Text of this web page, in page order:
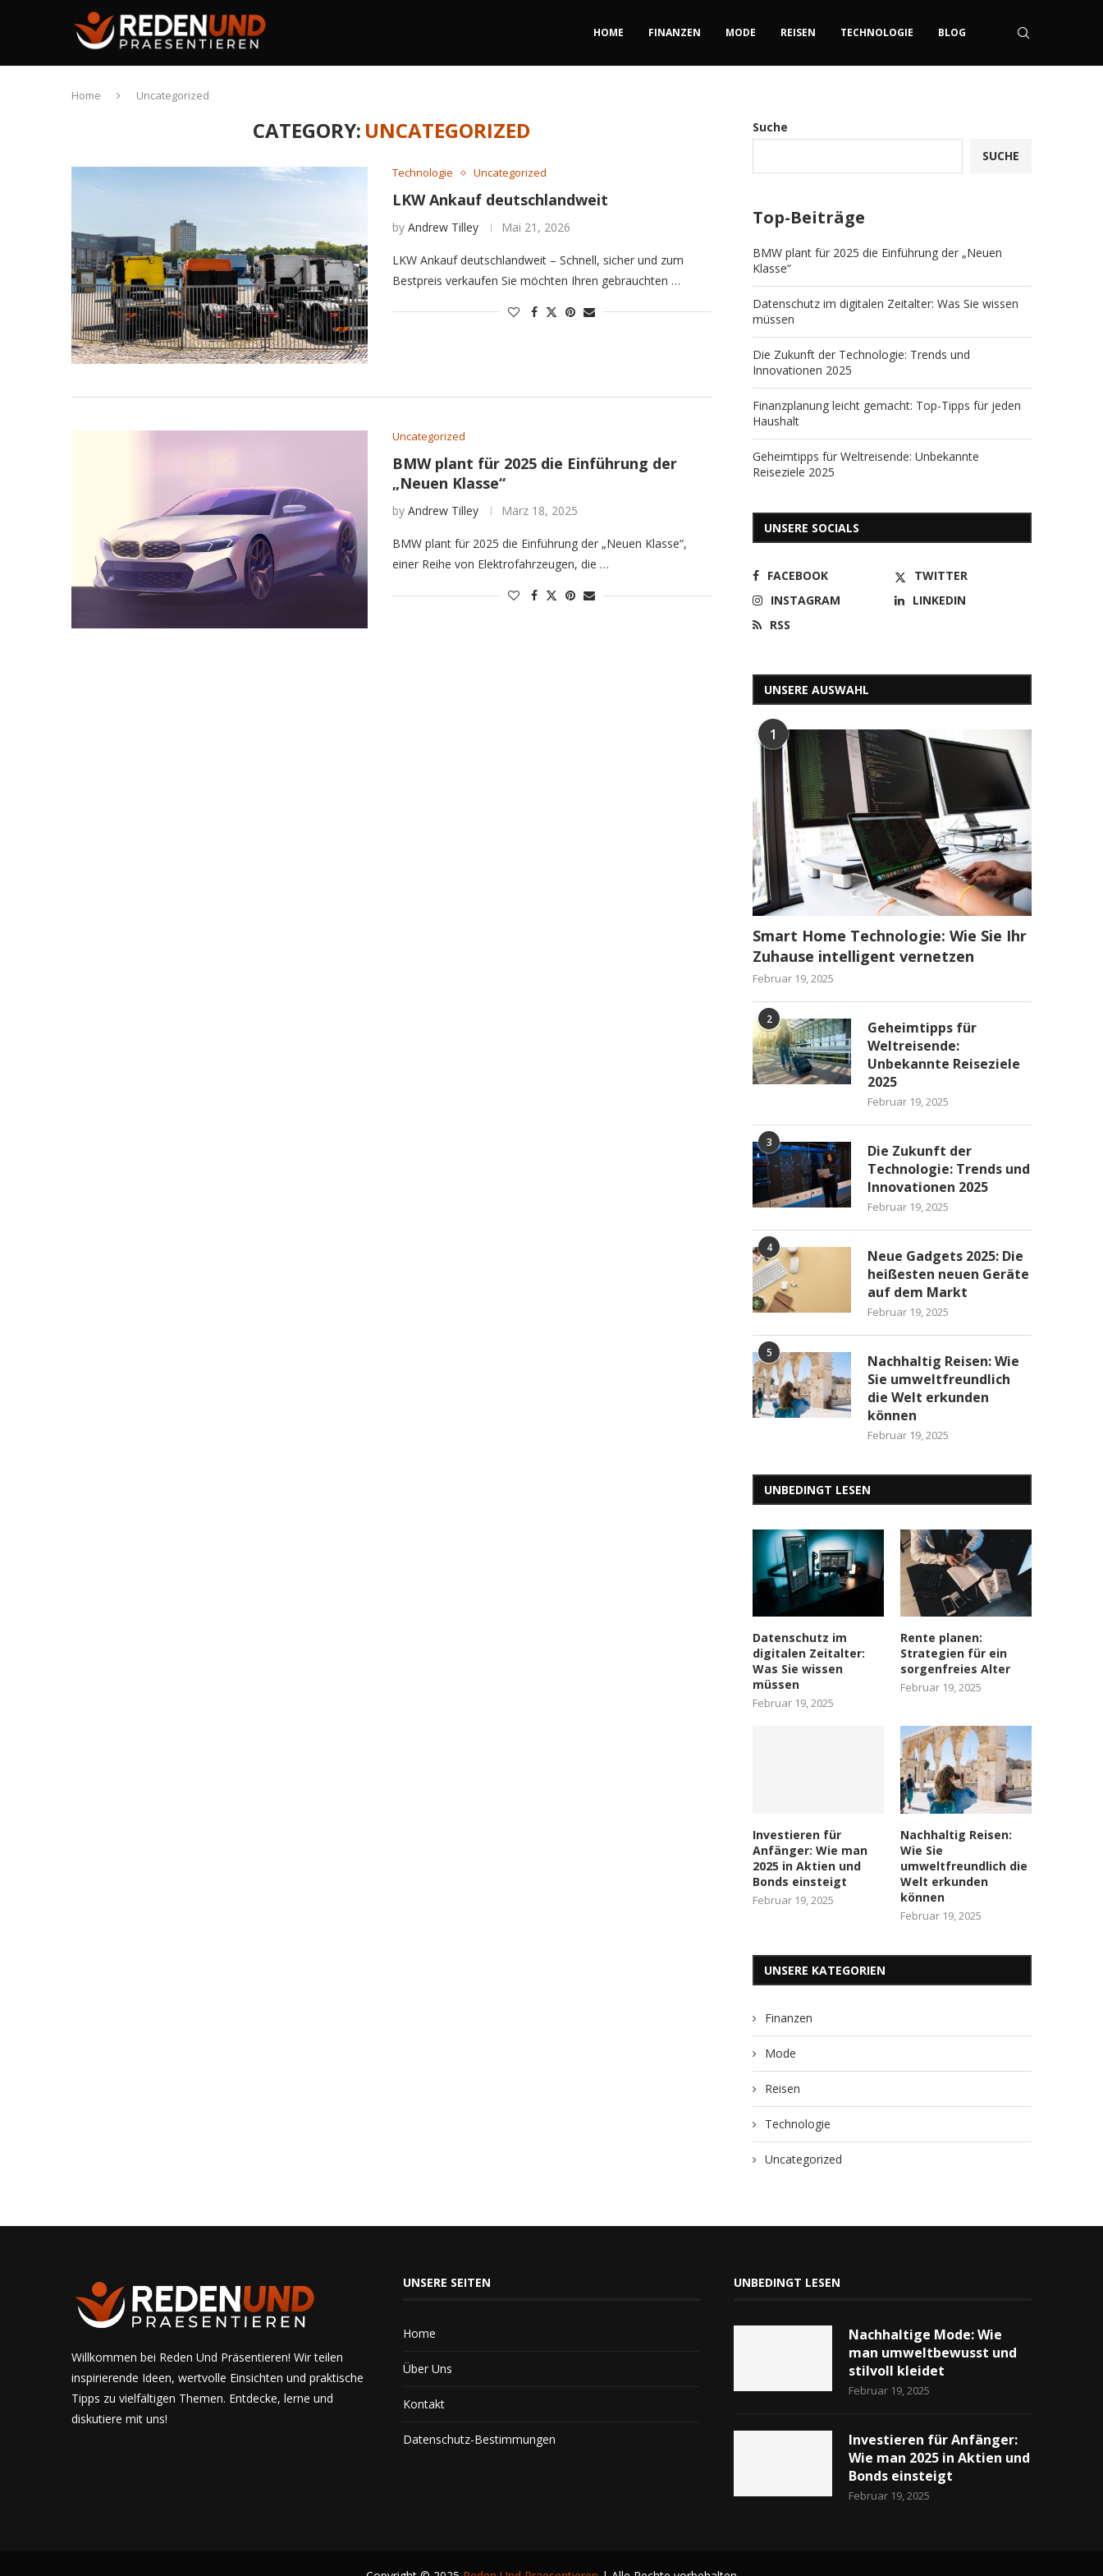
HOME FINANZEN MODE REISEN TECHNOLOGIE BLOG
Home Uncategorized
CATEGORY: UNCATEGORIZED
Technologie Uncategorized
LKW Ankauf deutschlandweit
by Andrew Tilley Mai 21, 2026
LKW Ankauf deutschlandweit – Schnell, sicher und zum
Bestpreis verkaufen Sie möchten Ihren gebrauchten …
Uncategorized
BMW plant für 2025 die Einführung der
„Neuen Klasse“
by Andrew Tilley März 18, 2025
BMW plant für 2025 die Einführung der „Neuen Klasse“,
einer Reihe von Elektrofahrzeugen, die …
Suche
SUCHE
Top-Beiträge
BMW plant für 2025 die Einführung der „Neuen
Klasse“
Datenschutz im digitalen Zeitalter: Was Sie wissen
müssen
Die Zukunft der Technologie: Trends und
Innovationen 2025
Finanzplanung leicht gemacht: Top-Tipps für jeden
Haushalt
Geheimtipps für Weltreisende: Unbekannte
Reiseziele 2025
UNSERE SOCIALS
FACEBOOK
TWITTER
INSTAGRAM
LINKEDIN
RSS
UNSERE AUSWAHL
1
Smart Home Technologie: Wie Sie Ihr
Zuhause intelligent vernetzen
Februar 19, 2025
2
Geheimtipps für
Weltreisende:
Unbekannte Reiseziele
2025
Februar 19, 2025
3
Die Zukunft der
Technologie: Trends und
Innovationen 2025
Februar 19, 2025
4
Neue Gadgets 2025: Die
heißesten neuen Geräte
auf dem Markt
Februar 19, 2025
5
Nachhaltig Reisen: Wie
Sie umweltfreundlich
die Welt erkunden
können
Februar 19, 2025
UNBEDINGT LESEN
Datenschutz im
digitalen Zeitalter:
Was Sie wissen
müssen
Februar 19, 2025
Rente planen:
Strategien für ein
sorgenfreies Alter
Februar 19, 2025
Investieren für
Anfänger: Wie man
2025 in Aktien und
Bonds einsteigt
Februar 19, 2025
Nachhaltig Reisen:
Wie Sie
umweltfreundlich die
Welt erkunden
können
Februar 19, 2025
UNSERE KATEGORIEN
Finanzen
Mode
Reisen
Technologie
Uncategorized
Willkommen bei Reden Und Präsentieren! Wir teilen
inspirierende Ideen, wertvolle Einsichten und praktische
Tipps zu vielfältigen Themen. Entdecke, lerne und
diskutiere mit uns!
UNSERE SEITEN
Home
Über Uns
Kontakt
Datenschutz-Bestimmungen
UNBEDINGT LESEN
Nachhaltige Mode: Wie
man umweltbewusst und
stilvoll kleidet
Februar 19, 2025
Investieren für Anfänger:
Wie man 2025 in Aktien und
Bonds einsteigt
Februar 19, 2025